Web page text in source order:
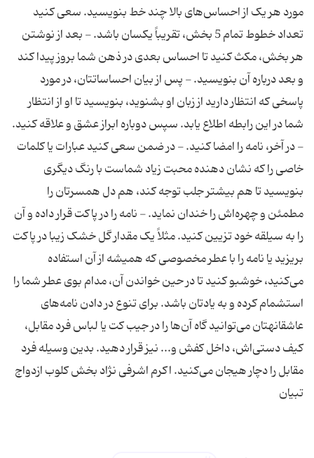
مورد هر یک از احساس‌های بالا چند خط بنویسید. سعی کنید
تعداد خطوط تمام 5 بخش، تقریباً یکسان باشد. - بعد از نوشتن
هر بخش، مکث کنید تا احساس بعدی در ذهن شما بروز پیدا کند
و بعد درباره آن بنویسید. - پس از بیان احساساتتان، در مورد
پاسخی که انتظار دارید از زبان او بشنوید، بنویسید تا او از انتظار
شما در این رابطه اطلاع یابد. سپس دوباره ابراز عشق و علاقه کنید.
- در آخر، نامه را امضا کنید. - در ضمن سعی کنید عبارات یا کلمات
خاصی را که نشان دهنده محبت زیاد شماست با رنگ دیگری
بنویسید تا هم بیشتر جلب توجه کند، هم دل همسرتان را
مطمئن و چهره‌اش را خندان نماید. - نامه را در پاکت قرار داده و آن
را به سیلقه خود تزیین کنید. مثلاً یک مقدار گل خشک زیبا در پاکت
بریزید یا نامه را با عطر مخصوصی که همیشه از آن استفاده
می‌کنید، خوشبو کنید تا در حین خواندن آن، مدام بوی عطر شما را
استشمام کرده و به یادتان باشد. برای تنوع در دادن نامه‌های
عاشقانهتان می‌توانید گاه آن‌ها را در جیب کت یا لباس فرد مقابل،
کیف دستی‌اش، داخل کفش و... نیز قرار دهید. بدین وسیله فرد
مقابل را دچار هیجان می‌کنید. اکرم اشرفی نژاد بخش کلوب ازدواج
تبیان